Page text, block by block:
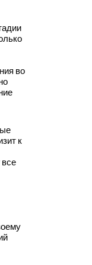
во
к
все